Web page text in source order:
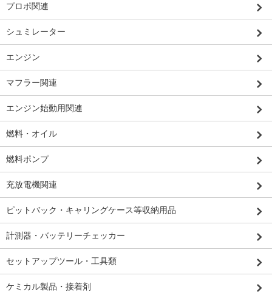
プロポ関連
シュミレーター
エンジン
マフラー関連
エンジン始動用関連
燃料・オイル
燃料ポンプ
充放電機関連
ピットバック・キャリングケース等収納用品
計測器・バッテリーチェッカー
セットアップツール・工具類
ケミカル製品・接着剤